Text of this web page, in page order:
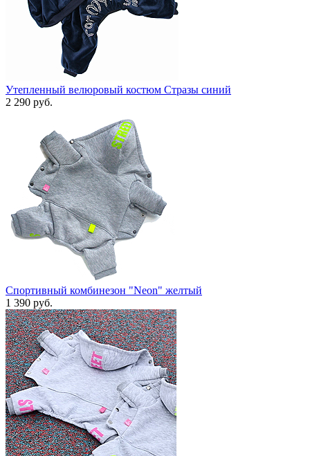
Утепленный велюровый костюм Стразы синий
2 290 руб.
Спортивный комбинезон "Neon" желтый
1 390 руб.